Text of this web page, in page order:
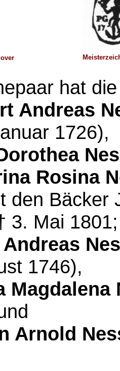
hat
Andreas
1726),
Rosina
den Bäcker
3. Mai
1746),
Magdalena
Arnold